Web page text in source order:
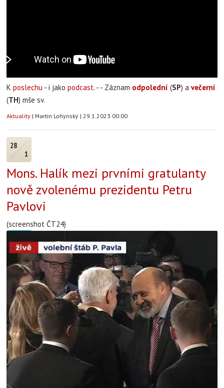
K poslechu - i jako podcast. - - Záznam odpolední (SP) a večerní
(TH) mše sv.
Aktuality | Martin Lohynský | 29.1.2023 00:00
28
1
Mons. Halík mezi prvními gratulanty
nově zvolenému prezidentu Petru
Pavlovi
(screenshot ČT24)